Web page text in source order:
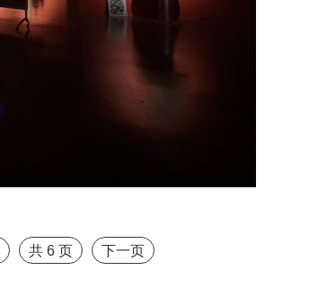
共6 页 下一页